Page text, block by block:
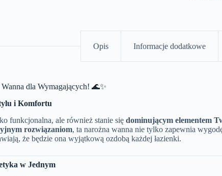
Opis Informacje dodatkowe
dla Wymagających! 🌊✨
i Komfortu
funkcjonalna, ale również stanie się dominującym elementem
rozwiązaniom, ta narożna wanna nie tylko zapewnia
że będzie ona wyjątkową ozdobą każdej łazienki.
w Jednym